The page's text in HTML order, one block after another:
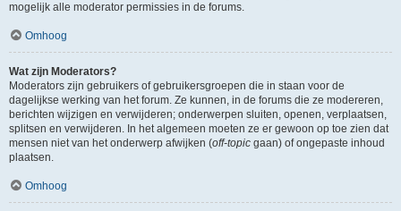
mogelijk alle moderator permissies in de forums.
Omhoog
Wat zijn Moderators?
Moderators zijn gebruikers of gebruikersgroepen die in staan voor de
dagelijkse werking van het forum. Ze kunnen, in de forums die ze modereren,
berichten wijzigen en verwijderen; onderwerpen sluiten, openen, verplaatsen,
splitsen en verwijderen. In het algemeen moeten ze er gewoon op toe zien dat
mensen niet van het onderwerp afwijken (off-topic gaan) of ongepaste inhoud
plaatsen.
Omhoog